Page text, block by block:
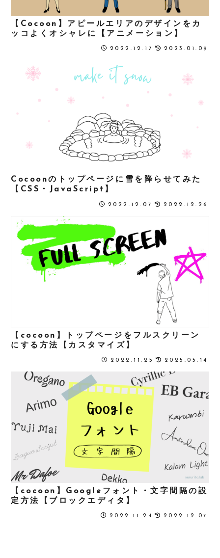
【Cocoon】アピールエリアのデザインをカ
ッコよくオシャレに【アニメーション】
2022.12.17 2023.01.09
Cocoonのトップページに雪を降らせてみた
【CSS・JavaScript】
2022.12.07 2022.12.26
【cocoon】トップページをフルスクリーン
にする方法【カスタマイズ】
2022.11.25 2025.05.14
【cocoon】Googleフォント・文字間隔の設
定方法【ブロックエディタ】
2022.11.24 2022.12.07